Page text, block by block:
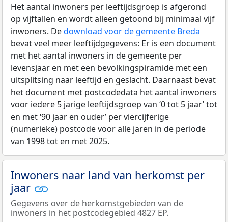
Het aantal inwoners per leeftijdsgroep is afgerond
op vijftallen en wordt alleen getoond bij minimaal vijf
inwoners. Dedownload voor de gemeente Breda
bevat veel meer leeftijdgegevens: Er is een document
met het aantal inwoners in de gemeente per
levensjaar en met een bevolkingspiramide met een
uitsplitsing naar leeftijd en geslacht. Daarnaast bevat
het document met postcodedata het aantal inwoners
voor iedere 5 jarige leeftijdsgroep van ‘0 tot 5 jaar’ tot
en met ‘90 jaar en ouder’ per viercijferige
(numerieke) postcode voor alle jaren in de periode
van 1998 tot en met 2025.
Inwoners naar land van herkomst per
jaar
Gegevens over de herkomstgebieden van de
inwoners in het postcodegebied 4827 EP.